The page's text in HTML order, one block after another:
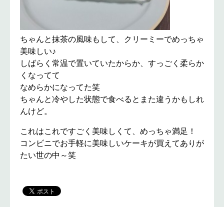
ちゃんと抹茶の風味もして、クリーミーでめっちゃ
美味しい♪
しばらく常温で置いていたからか、すっごく柔らか
くなってて
なめらかになってた笑
ちゃんと冷やした状態で食べるとまた違うかもしれ
んけど。
これはこれですごく美味しくて、めっちゃ満足！
コンビニでお手軽に美味しいケーキが買えてありが
たい世の中～笑